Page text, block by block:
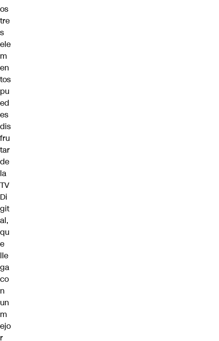
os
tre
s
ele
m
en
tos
pu
ed
es
dis
fru
tar
de
la
TV
Di
git
al,
qu
e
lle
ga
co
n
un
m
ejo
r